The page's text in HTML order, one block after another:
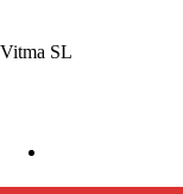
Vitma SL